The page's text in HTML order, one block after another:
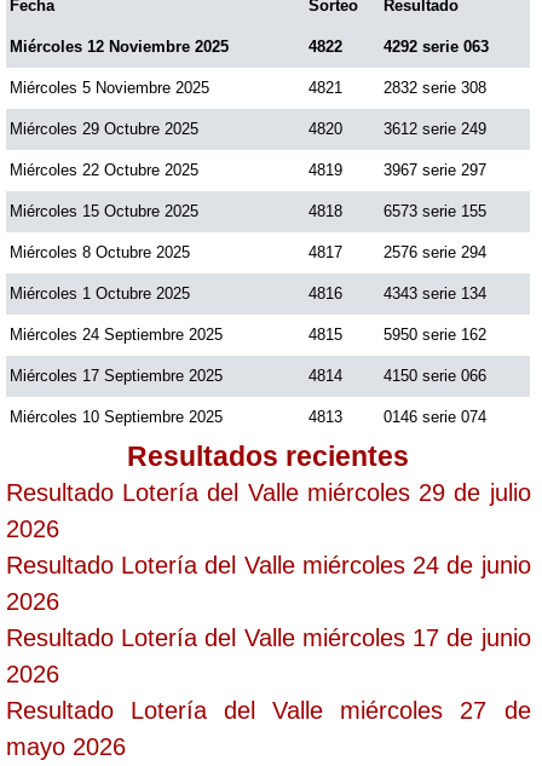
Fecha Sorteo Resultado
Miércoles 12 Noviembre 2025 4822 4292 serie 063
Miércoles 5 Noviembre 2025 4821 2832 serie 308
Miércoles 29 Octubre 2025 4820 3612 serie 249
Miércoles 22 Octubre 2025 4819 3967 serie 297
Miércoles 15 Octubre 2025 4818 6573 serie 155
Miércoles 8 Octubre 2025 4817 2576 serie 294
Miércoles 1 Octubre 2025 4816 4343 serie 134
Miércoles 24 Septiembre 2025 4815 5950 serie 162
Miércoles 17 Septiembre 2025 4814 4150 serie 066
Miércoles 10 Septiembre 2025 4813 0146 serie 074
Resultados recientes
Resultado Lotería del Valle miércoles 29 de julio
2026
Resultado Lotería del Valle miércoles 24 de junio
2026
Resultado Lotería del Valle miércoles 17 de junio
2026
Resultado Lotería del Valle miércoles 27 de
mayo 2026